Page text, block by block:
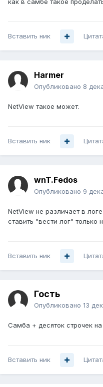
как в самбе такое
Вставить ник
Harmer
Опубликовано 8
NetView такое может.
Вставить ник
wnT.Fedos
Опубликовано 9
NetView не различает в
ставить "вести лог" только
Вставить ник
Гость
Опубликовано 13
Самба + десяток строчек
Вставить ник